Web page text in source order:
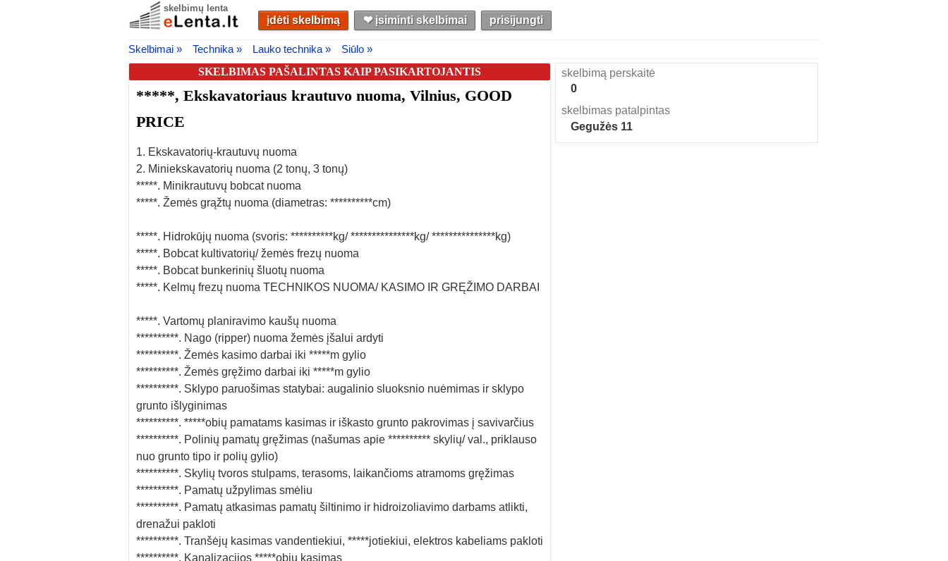
skelbimų lenta
įdėti skelbimą ❤︎ įsiminti skelbimai prisijungti
Skelbimai » Technika » Lauko technika »
Siūlo »
SKELBIMAS PAŠALINTAS KAIP PASIKARTOJANTIS
*****, Ekskavatoriaus krautuvo nuoma, Vilnius, GOOD
PRICE
1. Ekskavatorių-krautuvų nuoma
2. Miniekskavatorių nuoma (2 tonų, 3 tonų)
*****. Minikrautuvų bobcat nuoma
*****. Žemės grąžtų nuoma (diametras: **********cm)
*****. Hidrokūjų nuoma (svoris: **********kg/ ***************kg/ ***************kg)
*****. Bobcat kultivatorių/ žemės frezų nuoma
*****. Bobcat bunkerinių šluotų nuoma
*****. Kelmų frezų nuoma TECHNIKOS NUOMA/ KASIMO IR GRĘŽIMO DARBAI
*****. Vartomų planiravimo kaušų nuoma
**********. Nago (ripper) nuoma žemės įšalui ardyti
**********. Žemės kasimo darbai iki *****m gylio
**********. Žemės gręžimo darbai iki *****m gylio
**********. Sklypo paruošimas statybai: augalinio sluoksnio nuėmimas ir sklypo
grunto išlyginimas
**********. *****obių pamatams kasimas ir iškasto grunto pakrovimas į savivarčius
**********. Polinių pamatų gręžimas (našumas apie ********** skylių/ val., priklauso
nuo grunto tipo ir polių gylio)
**********. Skylių tvoros stulpams, terasoms, laikančioms atramoms gręžimas
**********. Pamatų užpylimas smėliu
**********. Pamatų atkasimas pamatų šiltinimo ir hidroizoliavimo darbams atlikti,
drenažui pakloti
**********. Tranšėjų kasimas vandentiekiui, *****jotiekiui, elektros kabeliams pakloti
**********. Kanalizacijos *****obių kasimas
skelbimą perskaitė
0
skelbimas patalpintas
Gegužės 11